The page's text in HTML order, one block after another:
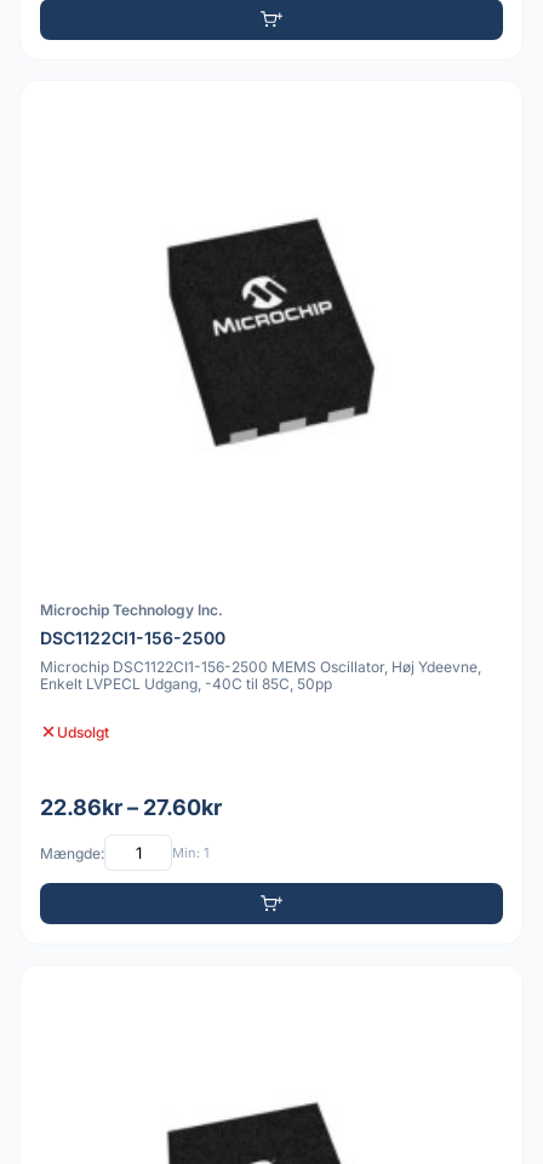
Microchip Technology Inc.
DSC1122CI1-156-2500
Microchip DSC1122CI1-156-2500 MEMS Oscillator, Høj Ydeevne,
Enkelt LVPECL Udgang, -40C til 85C, 50pp
Udsolgt
22.86kr – 27.60kr
Mængde: Min: 1